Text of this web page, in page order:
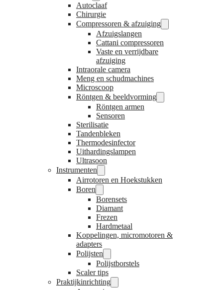
Autoclaaf
Chirurgie
Compressoren & afzuiging
Afzuigslangen
Cattani compressoren
Vaste en verrijdbare
afzuiging
Intraorale camera
Meng en schudmachines
Microscoop
Röntgen & beeldvorming
Röntgen armen
Sensoren
Sterilisatie
Tandenbleken
Thermodesinfector
Uithardingslampen
Ultrasoon
Instrumenten
Airrotoren en Hoekstukken
Boren
Borensets
Diamant
Frezen
Hardmetaal
Koppelingen, micromotoren &
adapters
Polijsten
Polijstborstels
Scaler tips
Praktijkinrichting